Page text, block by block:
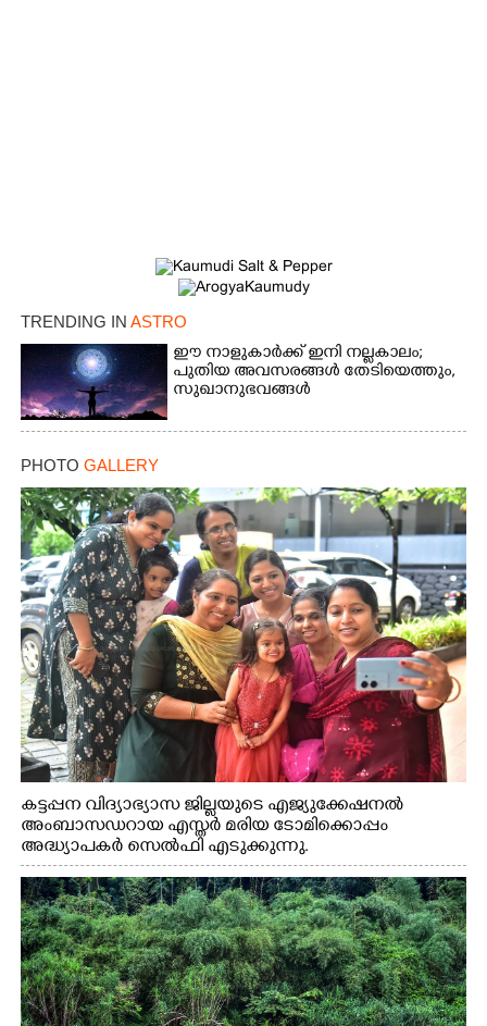
TRENDING IN ASTRO
ഈ നാളുകാർക്ക് ഇനി നല്ലകാലം;
പുതിയ അവസരങ്ങൾ തേടിയെത്തും,
സുഖാനുഭവങ്ങൾ
PHOTO GALLERY
കട്ടപ്പന വിദ്യാഭ്യാസ ജില്ലയുടെ എജ്യുക്കേഷനൽ
അംബാസഡറായ എസ്തർ മരിയ ടോമിക്കൊപ്പം
അദ്ധ്യാപകർ സെൽഫി എടുക്കുന്നു.
Copy Link